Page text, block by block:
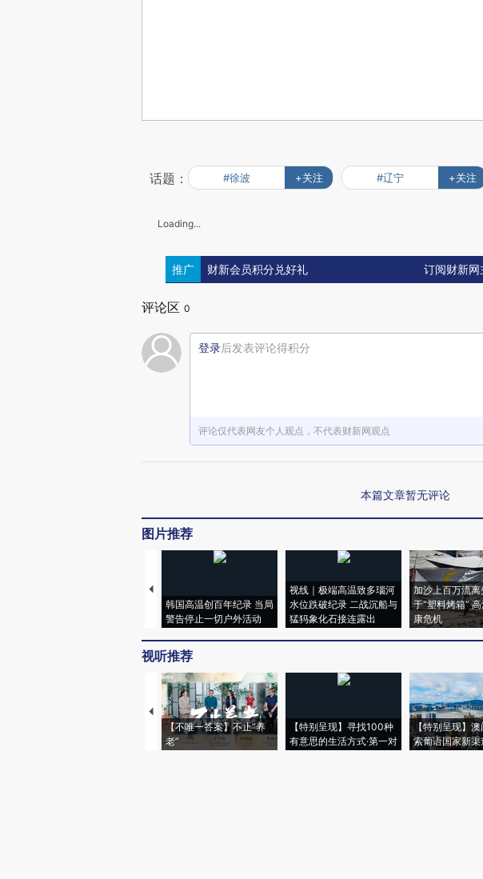
话题： #徐波 +关注 #辽宁 +关注
Loading...
推广 财新会员积分兑好礼 订阅财新网
评论区 0
登录后发表评论得积分
评论仅代表网友个人观点，不代表财新网观点
本篇文章暂无评论
图片推荐
韩国高温创百年纪录 当局
警告停止一切户外活动
视线｜极端高温致多瑙河
水位跌破纪录 二战沉船与
猛犸象化石接连露出
加沙上百万流离
于“塑料烤箱”
康危机
视听推荐
【不唯一答案】不止“养
老”
【特别呈现】寻找100种
有意思的生活方式·第一对
【特别呈现】
索葡语国家新渠